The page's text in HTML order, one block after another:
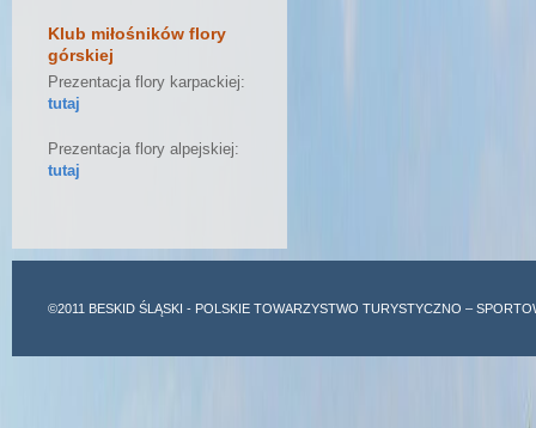
Klub miłośników flory
górskiej
Prezentacja flory karpackiej:
tutaj
Prezentacja flory alpejskiej:
tutaj
©2011 BESKID ŚLĄSKI - POLSKIE TOWARZYSTWO TURYSTYCZNO –